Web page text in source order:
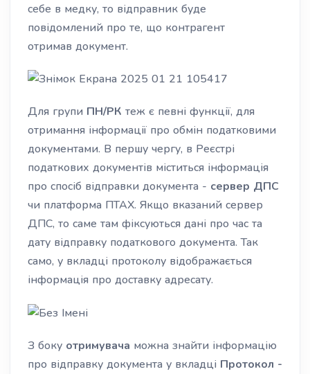
себе в медку, то відправник буде
повідомлений про те, що контрагент
отримав документ.
Для групи ПН/РК теж є певні функції, для
отримання інформації про обмін податковими
документами. В першу чергу, в Реєстрі
податкових документів міститься інформація
про спосіб відправки документа - сервер ДПС
чи платформа ПТАХ. Якщо вказаний сервер
ДПС, то саме там фіксуються дані про час та
дату відправку податкового документа. Так
само, у вкладці протоколу відображається
інформація про доставку адресату.
З боку отримувача можна знайти інформацію
про відправку документа у вкладці Протокол -